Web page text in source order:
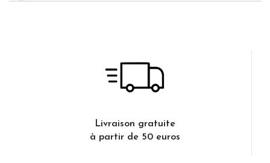
Livraison gratuite
à partir de 50 euros